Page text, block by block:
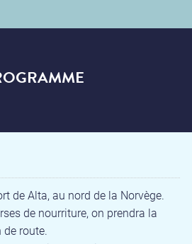
de Alta, au nord de la Norvège.
de nourriture, on prendra la
route.